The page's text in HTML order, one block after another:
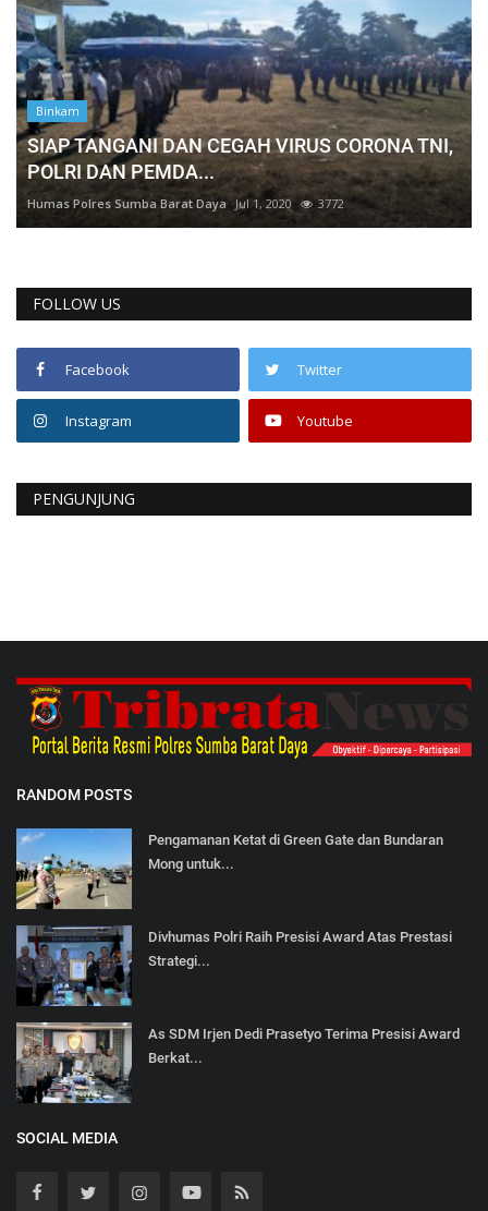
Binkam
SIAP TANGANI DAN CEGAH VIRUS CORONA TNI,
POLRI DAN PEMDA...
Humas Polres Sumba Barat Daya Jul 1, 2020 3772
FOLLOW US
Facebook Twitter
Instagram Youtube
PENGUNJUNG
RANDOM POSTS
Pengamanan Ketat di Green Gate dan Bundaran
Mong untuk...
Divhumas Polri Raih Presisi Award Atas Prestasi
Strategi...
As SDM Irjen Dedi Prasetyo Terima Presisi Award
Berkat...
SOCIAL MEDIA